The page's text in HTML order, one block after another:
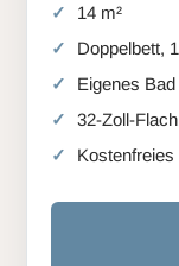
14 m²
Doppelbett,
Eigenes
32-Zoll-
Kostenfreies